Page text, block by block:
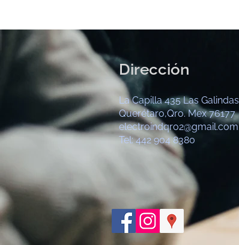
Dirección
La Capilla 435 Las Galindas
Querétaro,Qro. Mex 76177
electroindqro2@gmail.com
Tel: 442 904 8380